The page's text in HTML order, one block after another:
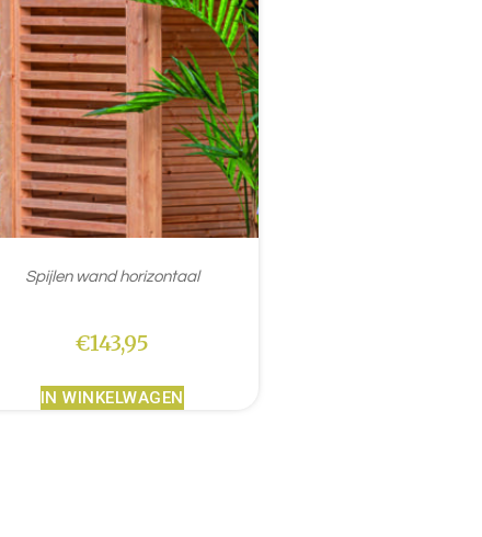
Spijlen wand horizontaal
€143,95
IN WINKELWAGEN